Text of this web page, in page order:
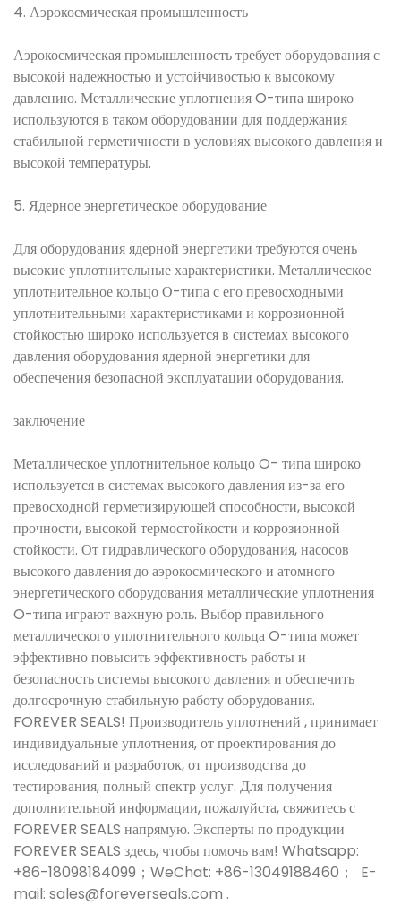
4. Аэрокосмическая промышленность
Аэрокосмическая промышленность требует оборудования с
высокой надежностью и устойчивостью к высокому
давлению. Металлические уплотнения O-типа широко
используются в таком оборудовании для поддержания
стабильной герметичности в условиях высокого давления и
высокой температуры.
5. Ядерное энергетическое оборудование
Для оборудования ядерной энергетики требуются очень
высокие уплотнительные характеристики. Металлическое
уплотнительное кольцо О-типа с его превосходными
уплотнительными характеристиками и коррозионной
стойкостью широко используется в системах высокого
давления оборудования ядерной энергетики для
обеспечения безопасной эксплуатации оборудования.
заключение
Металлическое уплотнительное кольцо O- типа широко
используется в системах высокого давления из-за его
превосходной герметизирующей способности, высокой
прочности, высокой термостойкости и коррозионной
стойкости. От гидравлического оборудования, насосов
высокого давления до аэрокосмического и атомного
энергетического оборудования металлические уплотнения
O-типа играют важную роль. Выбор правильного
металлического уплотнительного кольца O-типа может
эффективно повысить эффективность работы и
безопасность системы высокого давления и обеспечить
долгосрочную стабильную работу оборудования.
FOREVER SEALS! Производитель уплотнений , принимает
индивидуальные уплотнения, от проектирования до
исследований и разработок, от производства до
тестирования, полный спектр услуг. Для получения
дополнительной информации, пожалуйста, свяжитесь с
FOREVER SEALS напрямую. Эксперты по продукции
FOREVER SEALS здесь, чтобы помочь вам! Whatsapp:
+86-18098184099；WeChat: +86-13049188460； E-
mail: sales@foreverseals.com .